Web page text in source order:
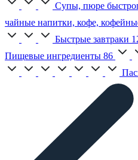
Супы, пюре
чайные напитки, кофе,
Быстрые завтраки
Пищевые ингредиенты 86